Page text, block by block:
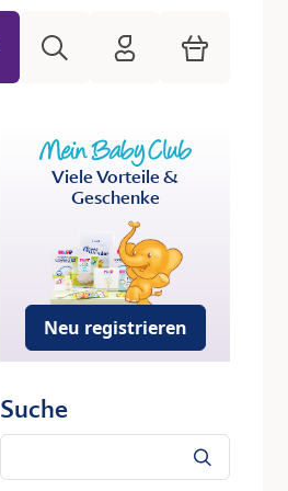
HiPP Mein Babyclub
Warenkorb
Viele Vorteile &
Geschenke
Neu registrieren
Suche